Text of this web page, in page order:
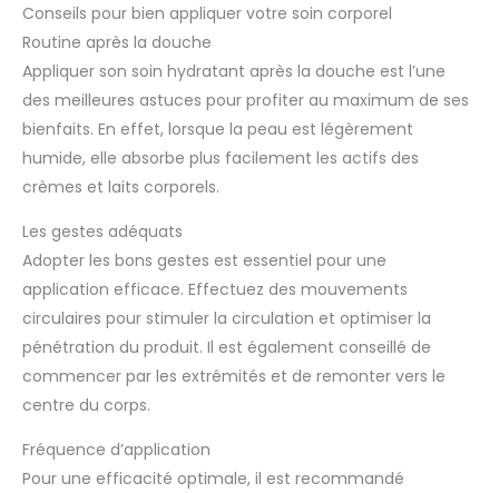
Conseils pour bien appliquer votre soin corporel
Routine après la douche
Appliquer son soin hydratant après la douche est l’une
des meilleures astuces pour profiter au maximum de ses
bienfaits. En effet, lorsque la peau est légèrement
humide, elle absorbe plus facilement les actifs des
crèmes et laits corporels.
Les gestes adéquats
Adopter les bons gestes est essentiel pour une
application efficace. Effectuez des mouvements
circulaires pour stimuler la circulation et optimiser la
pénétration du produit. Il est également conseillé de
commencer par les extrémités et de remonter vers le
centre du corps.
Fréquence d’application
Pour une efficacité optimale, il est recommandé